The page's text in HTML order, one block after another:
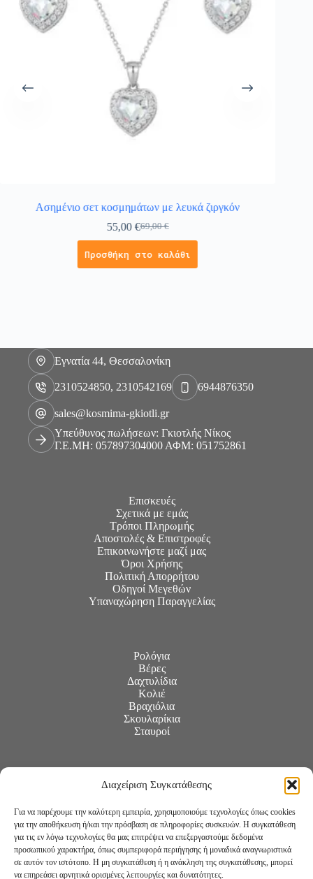
Διαχείριση Συγκατάθεσης
Για να παρέχουμε την καλύτερη εμπειρία, χρησιμοποιούμε τεχνολογίες όπως cookies
για την αποθήκευση ή/και την πρόσβαση σε πληροφορίες συσκευών. Η συγκατάθεση
για τις εν λόγω τεχνολογίες θα μας επιτρέψει να επεξεργαστούμε δεδομένα
προσωπικού χαρακτήρα, όπως συμπεριφορά περιήγησης ή μοναδικά αναγνωριστικά
σε αυτόν τον ιστότοπο. Η μη συγκατάθεση ή η ανάκληση της συγκατάθεσης, μπορεί
να επηρεάσει αρνητικά ορισμένες λειτουργίες και δυνατότητες.
Ασημένιο σετ κοσμημάτων με λευκά ζιργκόν
69,00€
55,00 €
Προσθήκη στο καλάθι
Εγνατία 44, Θεσσαλονίκη
2310524850, 2310542169 6944876350
sales@kosmima-gkiotli.gr
Υπεύθυνος πωλήσεων: Γκιοτλής Νίκος
Γ.Ε.ΜΗ: 057897304000 ΑΦΜ: 051752861
Επισκευές
Σχετικά με εμάς
Τρόποι Πληρωμής
Αποστολές & Επιστροφές
Επικοινωνήστε μαζί μας
Όροι Χρήσης
Πολιτική Απορρήτου
Οδηγοί Μεγεθών
Υπαναχώρηση Παραγγελίας
Ρολόγια
Βέρες
Δαχτυλίδια
Κολιέ
Βραχιόλια
Σκουλαρίκια
Σταυροί